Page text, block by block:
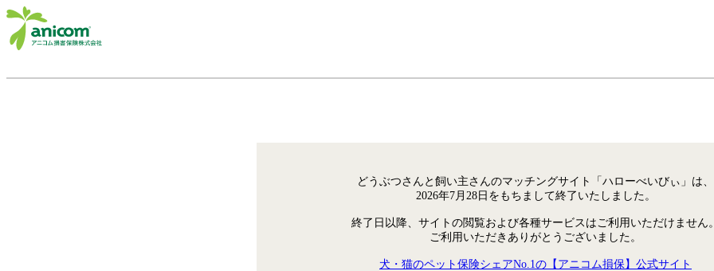
どうぶつさんと飼い主さんのマッチングサイト「ハローべいびぃ」は、
2026年7月28日をもちまして終了いたしました。
終了日以降、サイトの閲覧および各種サービスはご利用いただけません
ご利用いただきありがとうございました。
犬・猫のペット保険シェアNo.1の【アニコム損保】公式サイト